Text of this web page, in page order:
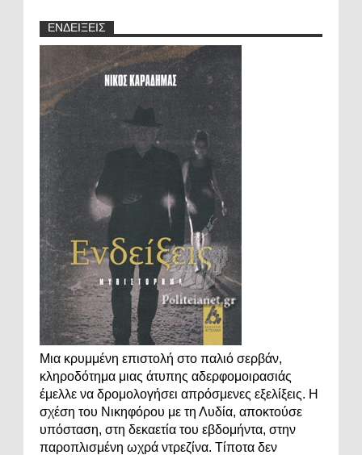
ΕΝΔΕΙΞΕΙΣ
Μια κρυμμένη επιστολή στο παλιό σερβάν,
κληροδότημα μιας άτυπης αδερφομοιρασιάς
έμελλε να δρομολογήσει απρόσμενες εξελίξεις. Η
σχέση του Νικηφόρου με τη Λυδία, αποκτούσε
υπόσταση, στη δεκαετία του εβδομήντα, στην
παροπλισμένη ωχρά ντρεζίνα. Τίποτα δεν